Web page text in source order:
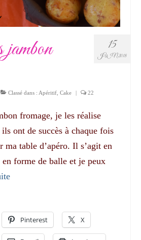
15
JUIN 2018
Classé dans : Apéritif Cake | 22
fromage, je les réalise
ont de succès à chaque fois
ma table d’apéro. Il s’agit en
forme de balle et je peux
Pinterest X